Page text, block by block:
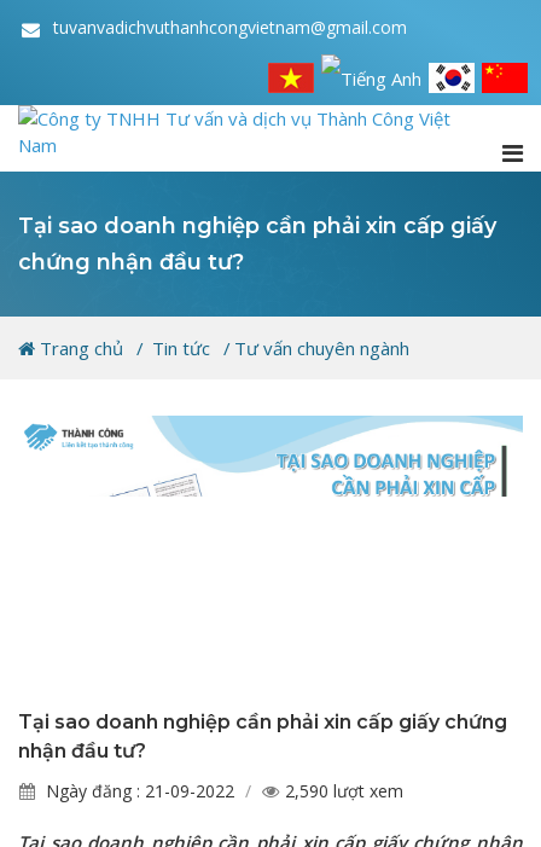
tuvanvadichvuthanhcongvietnam@gmail.com
Tại sao doanh nghiệp cần phải xin cấp giấy
chứng nhận đầu tư?
Trang chủ Tin tức Tư vấn chuyên ngành
Tại sao doanh nghiệp cần phải xin cấp giấy chứng
nhận đầu tư?
Ngày đăng : 21-09-2022
2,590 lượt xem
Tại sao doanh nghiệp cần phải xin cấp giấy chứng nhận